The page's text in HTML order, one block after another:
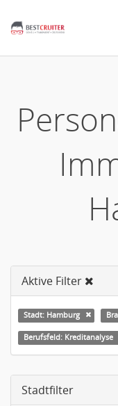
Aktive Filter
Stadt: Hamburg
Berufsfeld: Kreditanalyse
Stadtfilter